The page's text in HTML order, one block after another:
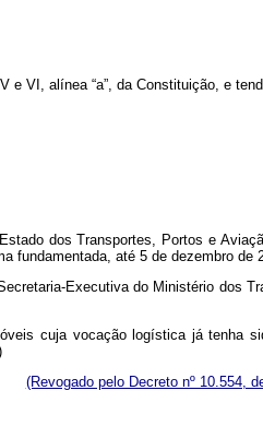
e VI, alínea “a”, da Constituição, e
dos Transportes, Portos e
fundamentada, até 5 de dezembro de
Executiva do Ministério dos
cuja vocação logística já tenha
(Revogado pelo Decreto nº 10.554,